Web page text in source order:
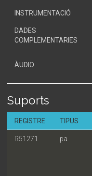
INSTRUMENTACIÓ
DADES
COMPLEMENTARIES
ÀUDIO
Suports
REGISTRE TIPUS
R51271 pa